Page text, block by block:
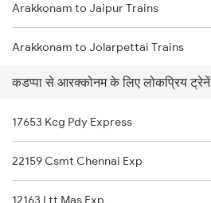
Kadapa to Vijayawada Trains
Kadapa to Kanyakumari Trains
Kadapa to Coimbatore Trains
Arakkonam to Jaipur Trains
Arakkonam to Jolarpettai Trains
Arakkonam to Kondapuram Trains
Arakkonam to Katihar Trains
Arakkonam to Khammam Trains
कडप्पा से आरक्कोनम के लिए लोकप्रिय ट्रेनें
17653 Kcg Pdy Express
22159 Csmt Chennai Exp
12163 Ltt Mas Exp